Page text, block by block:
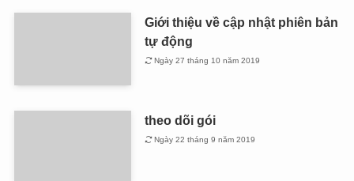
Giới thiệu về cập nhật phiên bản
tự động
Ngày 27 tháng 10 năm 2019
theo dõi gói
Ngày 22 tháng 9 năm 2019